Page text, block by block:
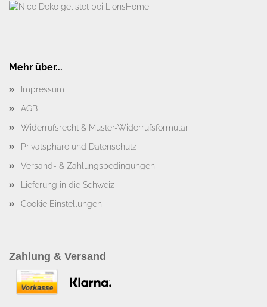
Mehr über...
Impressum
AGB
Widerrufsrecht & Muster-Widerrufsformular
Privatsphäre und Datenschutz
Versand- & Zahlungsbedingungen
Lieferung in die Schweiz
Cookie Einstellungen
Zahlung & Versand